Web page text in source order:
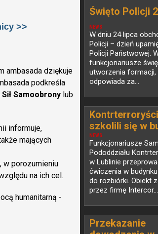
>>
ambasada dziękuje
podkreśla
Samoobrony lub
informuje,
mających
w porozumieniu
na ich cel.
humanitarną -
NEWS
Święto Policji
W dniu 24 lipca
Policji – dzień
Policji Państwowej.
funkcjonariusze
utworzenia formacji,
odpowiada za...
NEWS
szkolili się w
Funkcjonariusze
Pododdziału
w Lublinie
ćwiczenia w
do rozbiórki. Obiekt
przez firmę Intercor...
Przekazanie